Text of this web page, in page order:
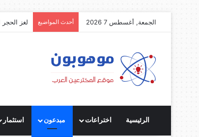
الجمعة, أغسطس 7 2026 أحدث المواضيع لغز الحجر
الرئيسية اختراعات مبدعون استثمار